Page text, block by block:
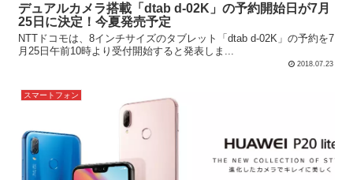
デュアルカメラ搭載「dtab d-02K」の予約開始日が7月
25日に決定！今夏発売予定
NTTドコモは、8インチサイズのタブレット「dtab d-02K」の予約を7
月25日午前10時より受付開始すると発表しま...
2018.07.23
スマートフォン